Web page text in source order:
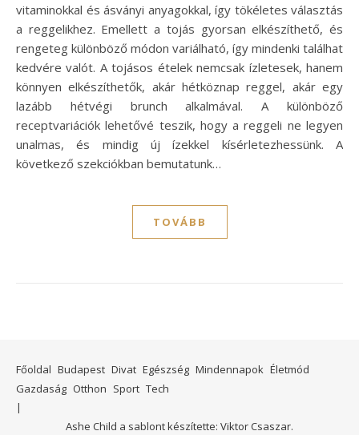
vitaminokkal és ásványi anyagokkal, így tökéletes választás
a reggelikhez. Emellett a tojás gyorsan elkészíthető, és
rengeteg különböző módon variálható, így mindenki találhat
kedvére valót. A tojásos ételek nemcsak ízletesek, hanem
könnyen elkészíthetők, akár hétköznap reggel, akár egy
lazább hétvégi brunch alkalmával. A különböző
receptvariációk lehetővé teszik, hogy a reggeli ne legyen
unalmas, és mindig új ízekkel kísérletezhessünk. A
következő szekciókban bemutatunk…
TOVÁBB
Főoldal Budapest Divat Egészség Mindennapok Életmód
Gazdaság Otthon Sport Tech
Ashe Child a sablont készítette: Viktor Csaszar.